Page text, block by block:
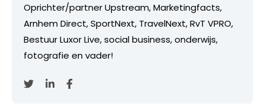
Oprichter/partner Upstream, Marketingfacts,
Arnhem Direct, SportNext, TravelNext, RvT VPRO,
Bestuur Luxor Live, social business, onderwijs,
fotografie en vader!